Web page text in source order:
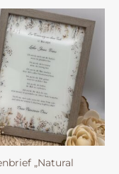
„Natural